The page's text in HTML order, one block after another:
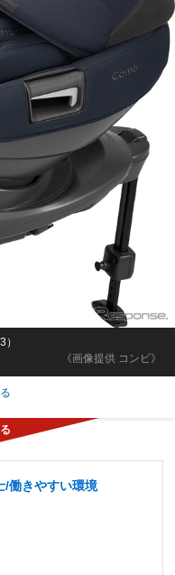
《画像提供 コンビ》
/働きやすい環境